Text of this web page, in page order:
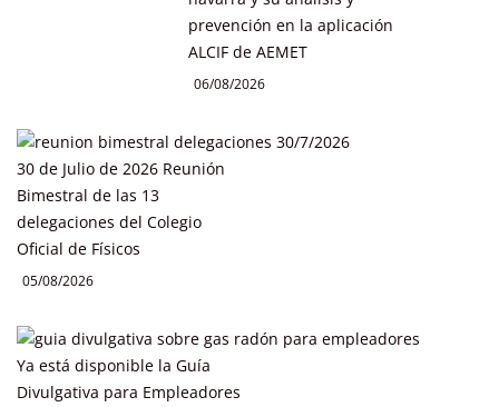
prevención en la aplicación
ALCIF de AEMET
06/08/2026
30 de Julio de 2026 Reunión
Bimestral de las 13
delegaciones del Colegio
Oficial de Físicos
05/08/2026
Ya está disponible la Guía
Divulgativa para Empleadores